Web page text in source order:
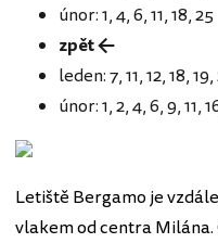
únor: 1, 4, 6, 11, 18, 25
zpět ←
leden: 7, 11, 12, 18,
únor: 1, 2, 4, 6, 9, 11,
Letiště Bergamo je
vlakem od centra